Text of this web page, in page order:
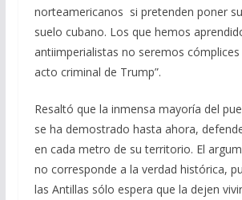
norteamericanos si pretenden poner
suelo cubano. Los que hemos
antiimperialistas no seremos
acto criminal de Trump”.
Resaltó que la inmensa mayoría del
se ha demostrado hasta ahora,
en cada metro de su territorio. El
no corresponde a la verdad histórica,
las Antillas sólo espera que la dejen